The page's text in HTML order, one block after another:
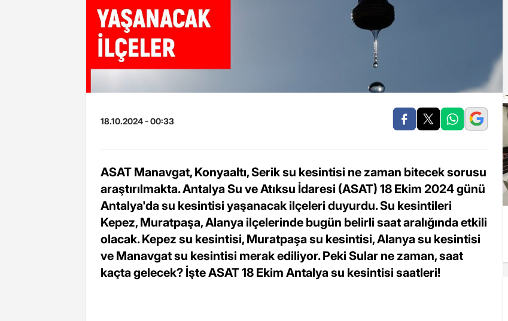
18.10.2024 - 00:33
ASAT Manavgat, Konyaaltı, Serik su kesintisi ne zaman bitecek sorusu
araştırılmakta. Antalya Su ve Atıksu İdaresi (ASAT) 18 Ekim 2024 günü
Antalya'da su kesintisi yaşanacak ilçeleri duyurdu. Su kesintileri
Kepez, Muratpaşa, Alanya ilçelerinde bugün belirli saat aralığında etkili
olacak. Kepez su kesintisi, Muratpaşa su kesintisi, Alanya su kesintisi
ve Manavgat su kesintisi merak ediliyor. Peki Sular ne zaman, saat
kaçta gelecek? İşte ASAT 18 Ekim Antalya su kesintisi saatleri!